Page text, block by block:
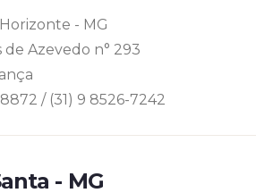
- MG
de Azevedo n° 293
/ (31) 9 8526-7242
- MG